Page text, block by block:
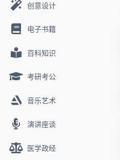
创意设计
电子书籍
百科知识
考研考公
音乐艺术
演讲座谈
医学政经